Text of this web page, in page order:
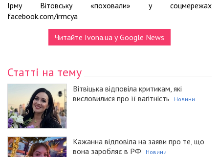
Ірму Вітовську «поховали» у соцмережах
facebook.com/irmcya
Читайте Ivona.ua у Google News
Статті на тему
Вітвіцька відповіла критикам, які
висловилися про її вагітність
Новини
Кажанна відповіла на заяви про те, що
вона заробляє в РФ
Новини